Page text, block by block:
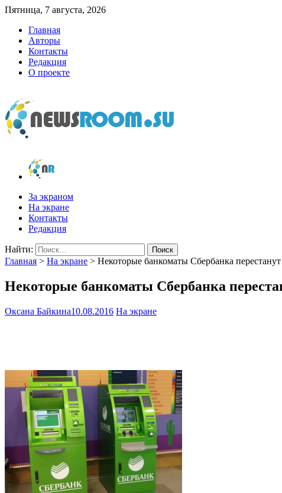
Пятница, 7 августа, 2026
Главная
Авторы
Контакты
Редакция
О проекте
newsroom.su
Новости о новостях
За экраном
На экране
Контакты
Редакция
Найти:
Главная > На экране > Некоторые банкоматы Сбербанка
Некоторые банкоматы Сбербанка
Оксана Байкина10.08.2016 На экране